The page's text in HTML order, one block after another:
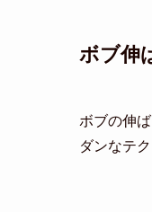
ボブ伸
ボブの伸
ダンなテ